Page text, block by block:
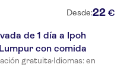
Desde:22 €
de 1 día a Ipoh
con comida
gratuita·Idiomas: en